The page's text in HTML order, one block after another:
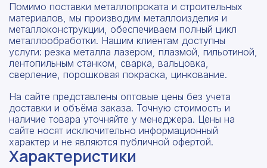
Помимо поставки металлопроката и строительных
материалов, мы производим металлоизделия и
металлоконструкции, обеспечиваем полный цикл
металлообработки. Нашим клиентам доступны
услуги: резка металла лазером, плазмой, гильотиной,
лентопильным станком, сварка, вальцовка,
сверление, порошковая покраска, цинкование.
На сайте представлены оптовые цены без учета
доставки и объёма заказа. Точную стоимость и
наличие товара уточняйте у менеджера. Цены на
сайте носят исключительно информационный
характер и не являются публичной офертой.
Характеристики